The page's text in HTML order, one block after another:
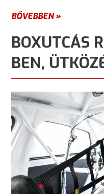
BŐVEBBEN »
BOXUTCÁS
BEN,